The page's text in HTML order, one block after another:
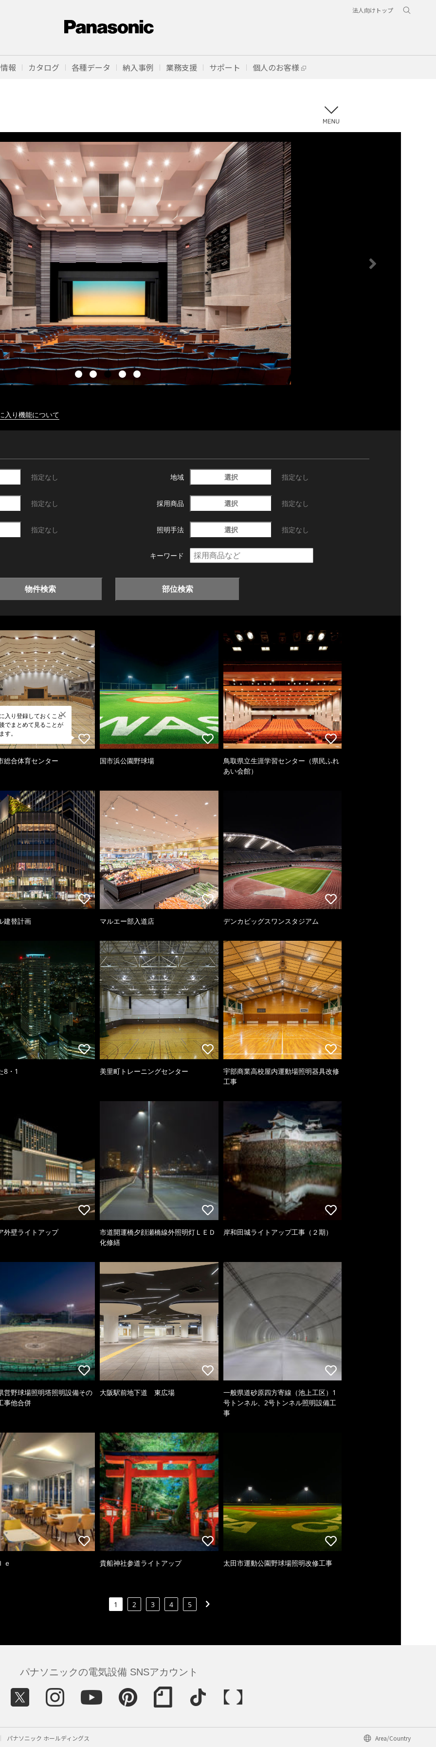
法人向けトップ
報 カタログ 各種データ 納入事例 業務支援 サポート 個人のお客様
入り機能について
指定なし 地域 選択 指定なし
指定なし 採用商品 選択 指定なし
指定なし 照明手法 選択 指定なし
キーワード
物件検索 部位検索
入り登録しておくこと
でまとめて見ることが
す。
総合体育センター 国市浜公園野球場
鳥取県立生涯学習センター（県民ふれ
あい会館）
建替計画 マルエー部入道店 デンカビッグスワンスタジアム
8・1 美里町トレーニングセンター
宇部商業高校屋内運動場照明器具改修
工事
外壁ライトアップ
市道開運橋夕顔瀬橋線外照明灯ＬＥＤ
化修繕
岸和田城ライトアップ工事（２期）
営野球場照明塔照明設備その
事他合併
大阪駅前地下道 東広場
一般県道砂原四方寄線（池上工区）1
号トンネル、2号トンネル照明設備工
事
ｅ 貴船神社参道ライトアップ 太田市運動公園野球場照明改修工事
1 2 3 4 5
パナソニックの電気設備 SNSアカウント
パナソニック ホールディングス Area/Country